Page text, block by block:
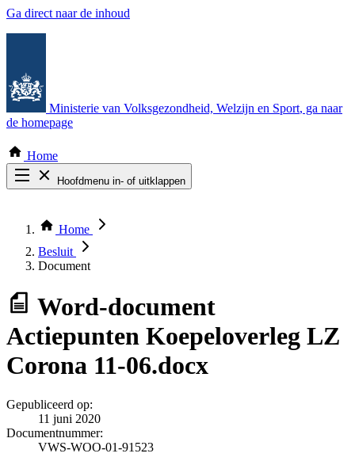
Ga direct naar de inhoud
Ministerie van Volksgezondheid, Welzijn en Sport, ga naar
de homepage
Home
Hoofdmenu in- of uitklappen
Thema COVID-19
Bekijk per bestuursorgaan
Home
Besluit
Document
Word-document
Actiepunten Koepeloverleg LZ
Corona 11-06.docx
Gepubliceerd op:
11 juni 2020
Documentnummer:
VWS-WOO-01-91523